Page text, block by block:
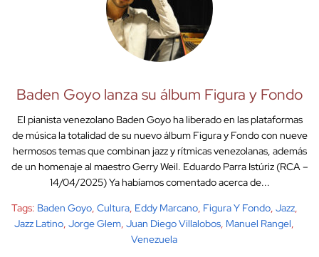
Baden Goyo lanza su álbum Figura y Fondo
El pianista venezolano Baden Goyo ha liberado en las plataformas
de música la totalidad de su nuevo álbum Figura y Fondo con nueve
hermosos temas que combinan jazz y rítmicas venezolanas, además
de un homenaje al maestro Gerry Weil. Eduardo Parra Istúriz (RCA –
14/04/2025) Ya habíamos comentado acerca de...
Tags: Baden Goyo, Cultura, Eddy Marcano, Figura Y Fondo, Jazz,
Jazz Latino, Jorge Glem, Juan Diego Villalobos, Manuel Rangel,
Venezuela